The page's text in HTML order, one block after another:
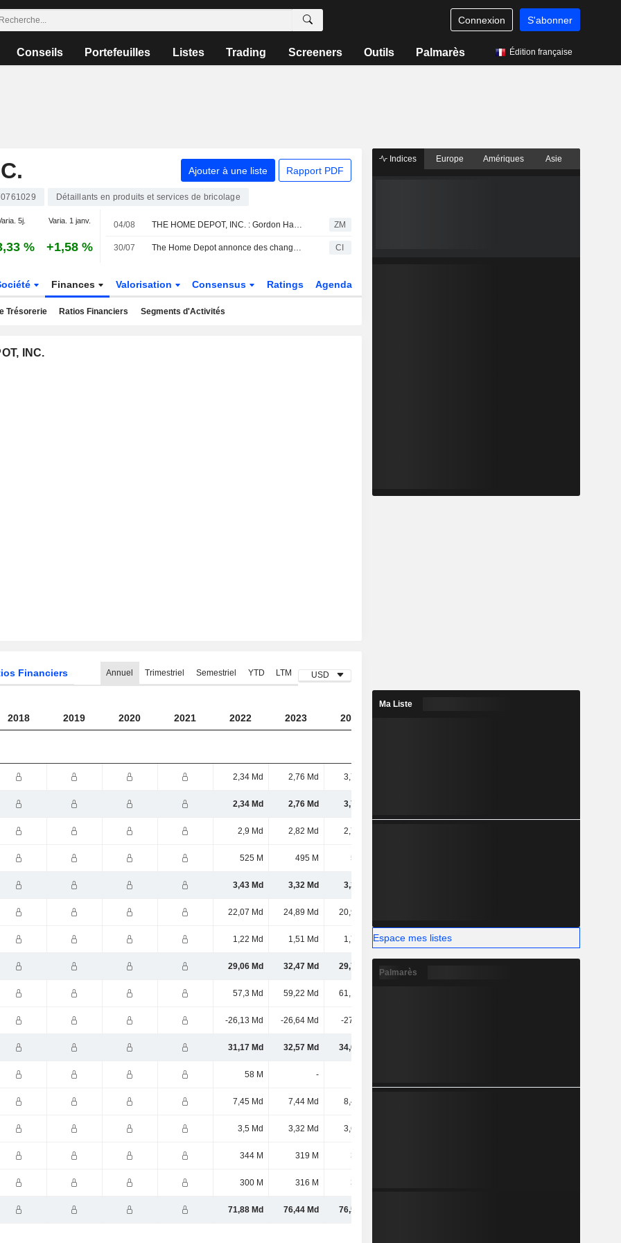
Connexion S'abonner
Conseils Portefeuilles Listes Trading Screeners Outils Palmarès Édition française
Ajouter à une liste Rapport PDF
Détaillants en produits et services de bricolage
5j. Varia. 1 janv.
% +1,58 %
04/08 THE HOME DEPOT, INC. : Gordon Haskett confirme sa recommandation neutre ZM
30/07 The Home Depot annonce des changements au sein de sa direction CI
Finances Valorisation Consensus Ratings Agenda
Trésorerie Ratios Financiers Segments d'Activités
INC.
Financiers Annuel Trimestriel Semestriel YTD LTM USD
2018 2019 2020 2021 2022 2023 2024
2,34 Md 2,76 Md 3,76 Md
2,34 Md 2,76 Md 3,76 Md
2,9 Md 2,82 Md 2,75 Md
525 M 495 M 575 M
3,43 Md 3,32 Md 3,33 Md
22,07 Md 24,89 Md 20,98 Md
1,22 Md 1,51 Md 1,71 Md 1,67 Md
29,06 Md 32,47 Md 29,78 Md 31,68 Md
57,3 Md 59,22 Md 61,14 Md
-26,13 Md -26,64 Md -27,1 Md
31,17 Md 32,57 Md 34,04 Md
58 M -
7,45 Md 7,44 Md 8,46 Md
3,5 Md 3,32 Md 3,61 Md
344 M 319 M 313 M
300 M 316 M 343 M
71,88 Md 76,44 Md 76,53 Md
Indices Europe Amériques Asie
Ma Liste
Espace mes listes
Palmarès